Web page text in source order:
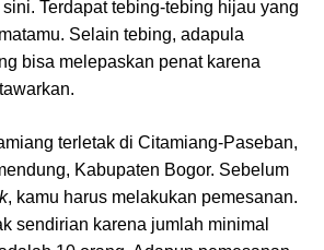
Terdapat tebing-tebing hijau yang
Selain tebing, adapula
bisa melepaskan penat karena
terletak di Citamiang-Paseban,
Kabupaten Bogor. Sebelum
, kamu harus melakukan pemesanan.
sendirian karena jumlah minimal